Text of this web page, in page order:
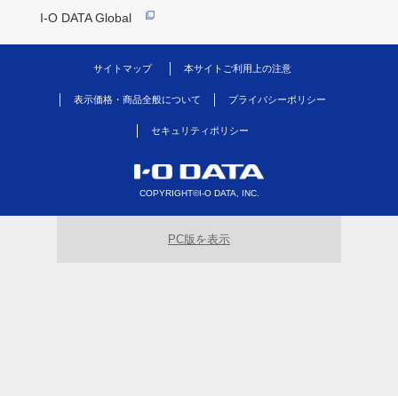
I-O DATA Global
サイトマップ 本サイトご利用上の注意
表示価格・商品全般について プライバシーポリシー
セキュリティポリシー
COPYRIGHT©I-O DATA, INC.
PC版を表示